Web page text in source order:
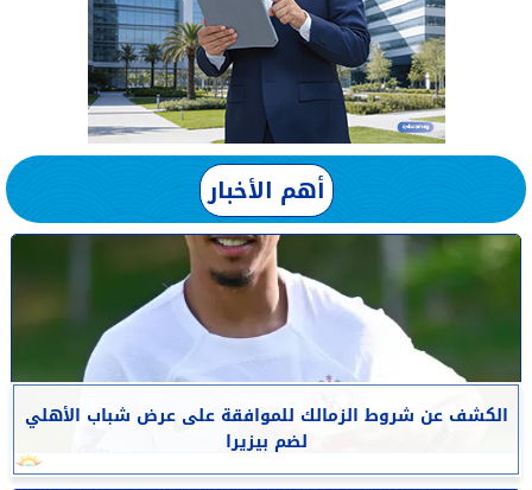
أهم الأخبار
الكشف عن شروط الزمالك للموافقة على عرض شباب الأهلي
لضم بيزيرا